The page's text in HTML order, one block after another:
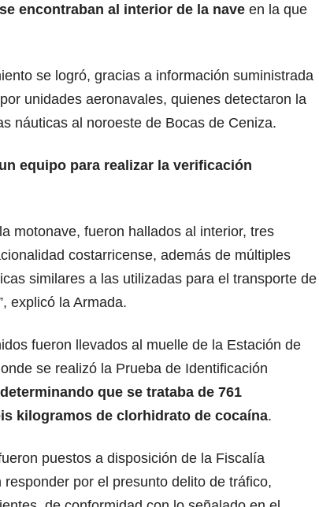
encontraban al interior de la nave en la que
se logró, gracias a información suministrada
unidades aeronavales, quienes detectaron la
náuticas al noroeste de Bocas de Ceniza.
equipo para realizar la verificación
motonave, fueron hallados al interior, tres
costarricense, además de múltiples
similares a las utilizadas para el transporte de
explicó la Armada.
fueron llevados al muelle de la Estación de
se realizó la Prueba de Identificación
determinando que se trataba de 761
kilogramos de clorhidrato de cocaína.
puestos a disposición de la Fiscalía
por el presunto delito de tráfico,